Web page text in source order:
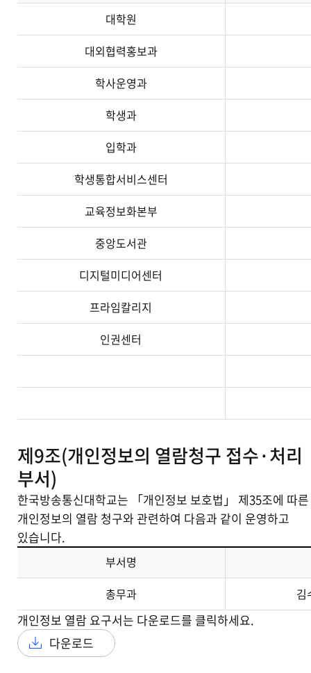
대학원
대외협력홍보과
학사운영과
학생과
입학과
학생통합서비스센터
교육정보화본부
중앙도서관
디지털미디어센터
프라임칼리지
인권센터
제9조(개인정보의 열람청구 접수·처리
부서)
한국방송통신대학교는 「개인정보 보호법」 제35조에 따른
개인정보의 열람 청구와 관련하여 다음과 같이 운영하고
있습니다.
부서명
총무과
김
개인정보 열람 요구서는 다운로드를 클릭하세요.
다운로드